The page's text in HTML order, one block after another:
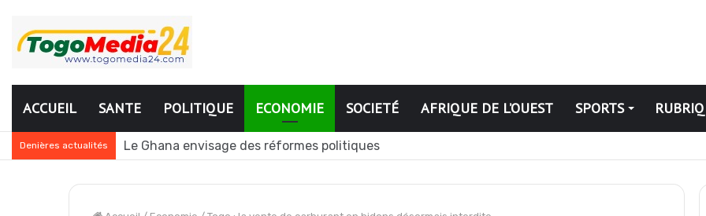
ACCUEIL SANTE POLITIQUE ECONOMIE SOCIETÉ AFRIQUE DE L’OUEST SPORTS
Denières actualités Togo : plusieurs agents de l’administration publique révoqués